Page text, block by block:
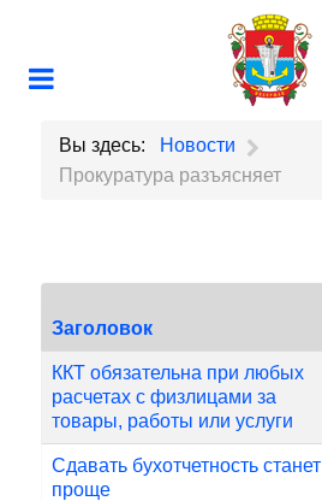
Вы здесь:
Новости
Прокуратура разъясняет
Заголовок
ККТ обязательна при любых
расчетах с физлицами за
товары, работы или услуги
Сдавать бухотчетность станет
проще